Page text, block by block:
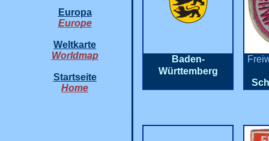
Europa
Europe
Weltkarte
Worldmap
Startseite
Home
Baden-
Württemberg